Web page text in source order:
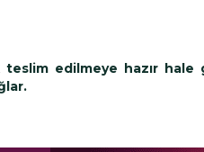
edilmeye hazır hale